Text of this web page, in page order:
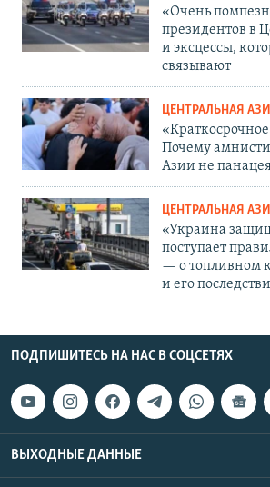
«Очень
президентов в
и эксцессы,
связывают
ЦЕНТРАЛЬНАЯ
Почему
Азии не
ЦЕНТРАЛЬНАЯ
«Украина
поступает
— о топливном
и его
ПОДПИШИТЕСЬ НА НАС В СОЦСЕТЯХ
ВЫХОДНЫЕ ДАННЫЕ